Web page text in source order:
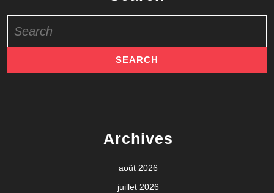
for:
Archives
août 2026
juillet 2026